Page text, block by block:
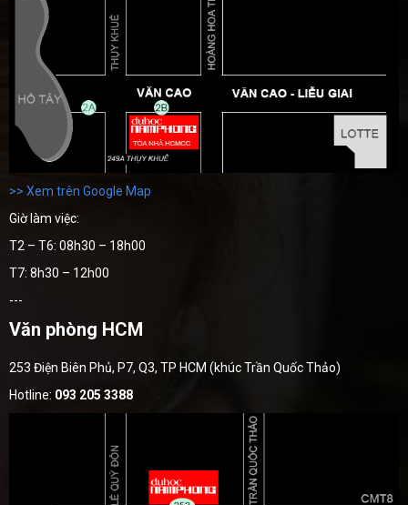
>> Xem trên Google Map
Giờ làm việc:
T2 – T6: 08h30 – 18h00
T7: 8h30 – 12h00
---
Văn phòng HCM
253 Điện Biên Phủ, P7, Q3, TP HCM (khúc Trần Quốc Thảo)
Hotline: 093 205 3388